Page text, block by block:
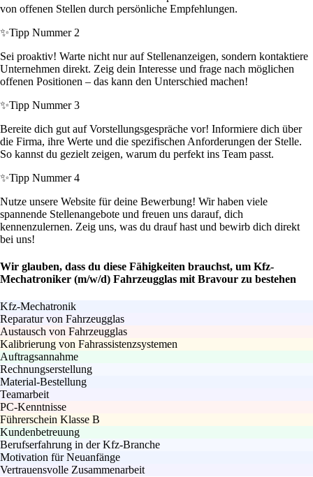
von offenen Stellen durch persönliche Empfehlungen.
✨Tipp Nummer 2
Sei proaktiv! Warte nicht nur auf Stellenanzeigen, sondern kontaktiere
Unternehmen direkt. Zeig dein Interesse und frage nach möglichen
offenen Positionen – das kann den Unterschied machen!
✨Tipp Nummer 3
Bereite dich gut auf Vorstellungsgespräche vor! Informiere dich über
die Firma, ihre Werte und die spezifischen Anforderungen der Stelle.
So kannst du gezielt zeigen, warum du perfekt ins Team passt.
✨Tipp Nummer 4
Nutze unsere Website für deine Bewerbung! Wir haben viele
spannende Stellenangebote und freuen uns darauf, dich
kennenzulernen. Zeig uns, was du drauf hast und bewirb dich direkt
bei uns!
Wir glauben, dass du diese Fähigkeiten brauchst, um Kfz-
Mechatroniker (m/w/d) Fahrzeugglas mit Bravour zu bestehen
Kfz-Mechatronik
Reparatur von Fahrzeugglas
Austausch von Fahrzeugglas
Kalibrierung von Fahrassistenzsystemen
Auftragsannahme
Rechnungserstellung
Material-Bestellung
Teamarbeit
PC-Kenntnisse
Führerschein Klasse B
Kundenbetreuung
Berufserfahrung in der Kfz-Branche
Motivation für Neuanfänge
Vertrauensvolle Zusammenarbeit